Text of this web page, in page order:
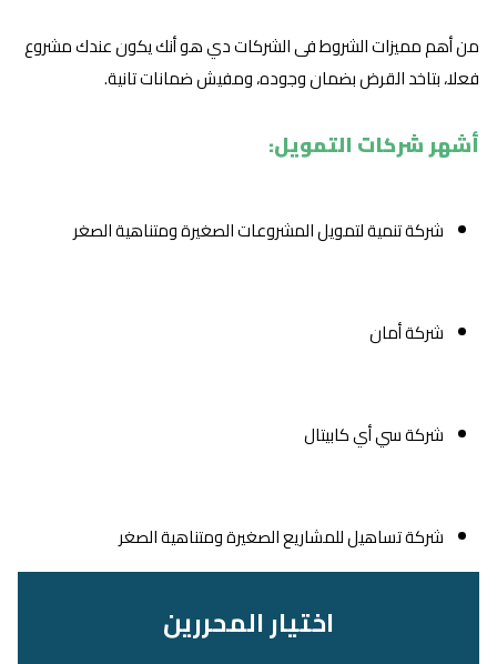
من أهم مميزات الشروط فى الشركات دي هو أنك يكون عندك مشروع
فعلا، بتاخد القرض بضمان وجوده، ومفيش ضمانات تانية.
أشهر شركات التمويل:
شركة تنمية لتمويل المشروعات الصغيرة ومتناهية الصغر
شركة أمان
شركة سي أي كابيتال
شركة تساهيل للمشاريع الصغيرة ومتناهية الصغر
اختيار المحررين